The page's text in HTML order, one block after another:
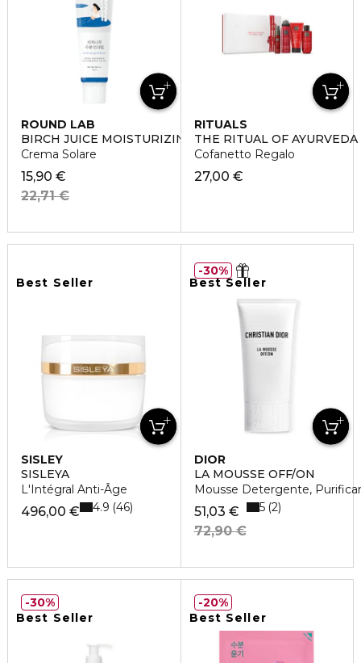
ROUND LAB
BIRCH JUICE MOISTURIZING SUNSCREEN
Crema Solare
15,90 €
22,71 €
RITUALS
THE RITUAL OF
Cofanetto Regalo
27,00 €
Best Seller
SISLEY
SISLEYA
L'Intégral Anti-Âge
496,00 € 4.9 46
Best Seller
DIOR
LA MOUSSE OFF/ON
Mousse Detergente,
51,03 €
72,90 €
5 2
30%
Best Seller
30%
Best Seller
20%